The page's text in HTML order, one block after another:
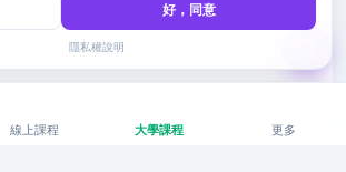
線上課程 大學課程 更多
好，同意
隱私權說明